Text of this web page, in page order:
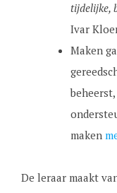
tijdelijke,
Ivar
Maken
maken
De leraar maakt